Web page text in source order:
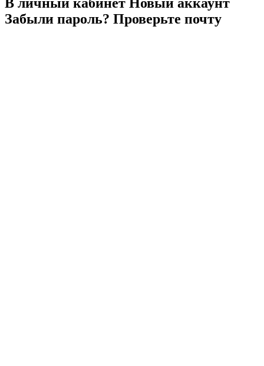
Забыли пароль? Проверьте почту